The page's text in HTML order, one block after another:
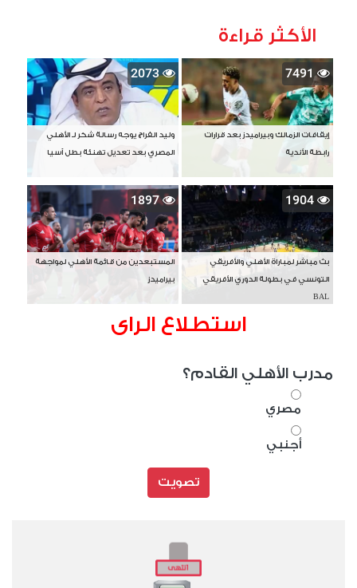
الأكثر قراءة
7491
إيقافات الزمالك وبيراميدز بعد قرارات
رابطة الأندية
2073
وليد الفراج يوجه رسالة شكر لـ الأهلي
المصري بعد تعديل تهنئة بطل آسيا
1904
بث مباشر لمباراة الأهلي والأفريقي
التونسي في بطولة الدوري الأفريقي
BAL
1897
المستبعدين من قائمة الأهلي لمواجهة
بيراميدز
استطلاع الراى
مدرب الأهلي القادم؟
مصري
أجنبي
تصويت